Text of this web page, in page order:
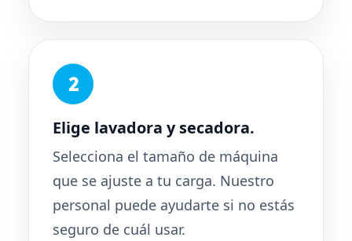
Elige lavadora y secadora.
Selecciona el tamaño de máquina
que se ajuste a tu carga. Nuestro
personal puede ayudarte si no estás
seguro de cuál usar.